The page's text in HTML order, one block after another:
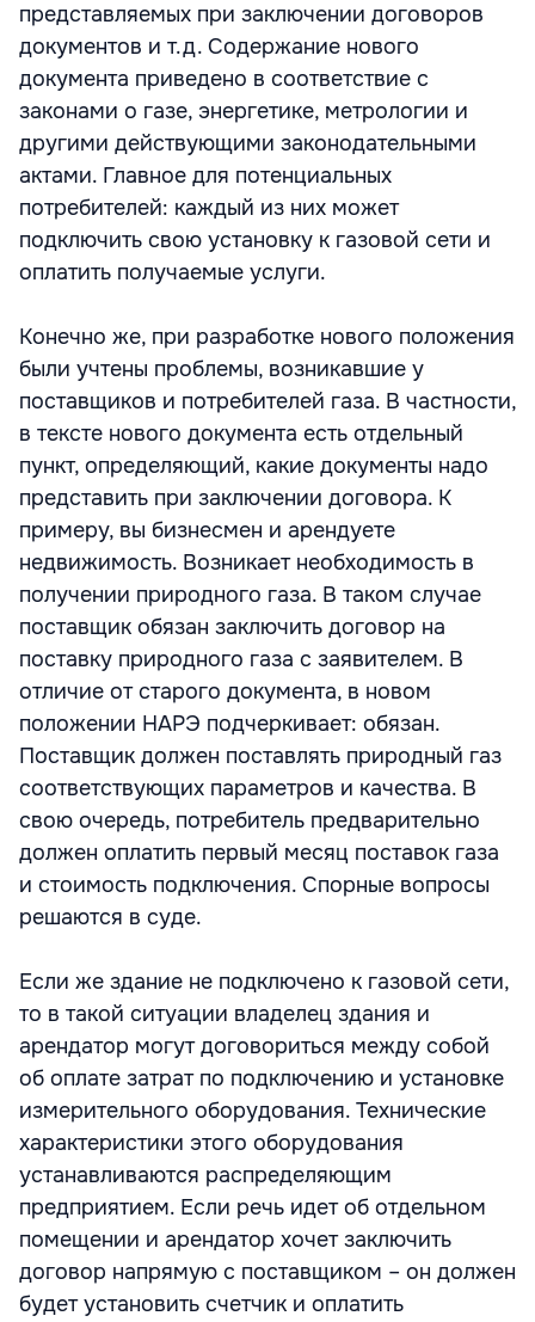
представляемых при заключении договоров
документов и т.д. Содержание нового
документа приведено в соответствие с
законами о газе, энергетике, метрологии и
другими действующими законодательными
актами. Главное для потенциальных
потребителей: каждый из них может
подключить свою установку к газовой сети и
оплатить получаемые услуги.
Конечно же, при разработке нового положения
были учтены проблемы, возникавшие у
поставщиков и потребителей газа. В частности,
в тексте нового документа есть отдельный
пункт, определяющий, какие документы надо
представить при заключении договора. К
примеру, вы бизнесмен и арендуете
недвижимость. Возникает необходимость в
получении природного газа. В таком случае
поставщик обязан заключить договор на
поставку природного газа с заявителем. В
отличие от старого документа, в новом
положении НАРЭ подчеркивает: обязан.
Поставщик должен поставлять природный газ
соответствующих параметров и качества. В
свою очередь, потребитель предварительно
должен оплатить первый месяц поставок газа
и стоимость подключения. Спорные вопросы
решаются в суде.
Если же здание не подключено к газовой сети,
то в такой ситуации владелец здания и
арендатор могут договориться между собой
об оплате затрат по подключению и установке
измерительного оборудования. Технические
характеристики этого оборудования
устанавливаются распределяющим
предприятием. Если речь идет об отдельном
помещении и арендатор хочет заключить
договор напрямую с поставщиком – он должен
будет установить счетчик и оплатить